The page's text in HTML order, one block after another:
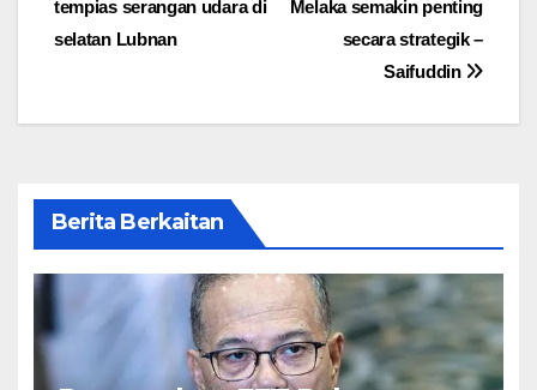
Melaka semakin penting
secara strategik –
Saifuddin
tempias serangan udara di
selatan Lubnan
Berita Berkaitan